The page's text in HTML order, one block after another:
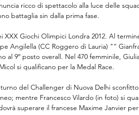
ricco di spettacolo alla luce delle
battaglia sin dalla prima fase.
Giochi Olimpici Londra 2012. Al
Angilella (CC Roggero di Lauria) "“
al 9º posto overall. Nel 470 femminile,
si qualificano per la Medal Race.
del Challenger di Nuova Delhi
mentre Francesco Vilardo (in foto) si
superare il francese Maxime Janvier